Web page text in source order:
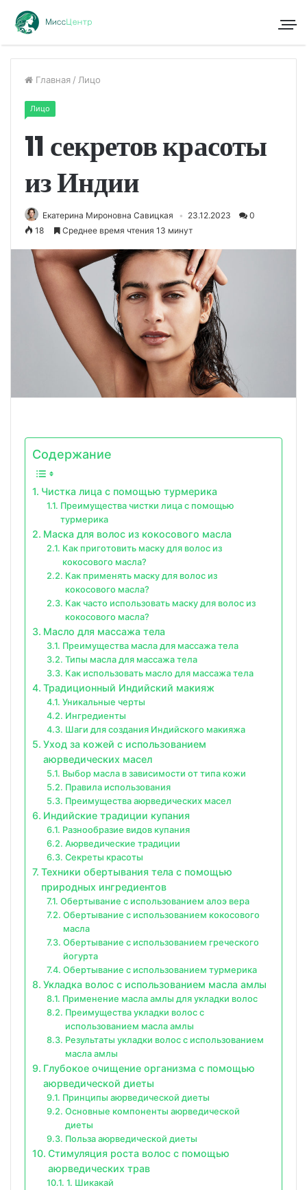
Главная / Лицо
Лицо
11 секретов красоты
из Индии
Екатерина Мироновна Савицкая 23.12.2023
0
18
Среднее время чтения 13 минут
Содержание
Чистка лица с помощью турмерика
Преимущества чистки лица с помощью
турмерика
Маска для волос из кокосового масла
Как приготовить маску для волос из
кокосового масла?
Как применять маску для волос из
кокосового масла?
Как часто использовать маску для волос из
кокосового масла?
Масло для массажа тела
Преимущества масла для массажа тела
Типы масла для массажа тела
Как использовать масло для массажа тела
Традиционный Индийский макияж
Уникальные черты
Ингредиенты
Шаги для создания Индийского макияжа
Уход за кожей с использованием
аюрведических масел
Выбор масла в зависимости от типа кожи
Правила использования
Преимущества аюрведических масел
Индийские традиции купания
Разнообразие видов купания
Аюрведические традиции
Секреты красоты
Техники обертывания тела с помощью
природных ингредиентов
Обертывание с использованием алоэ вера
Обертывание с использованием кокосового
масла
Обертывание с использованием греческого
йогурта
Обертывание с использованием турмерика
Укладка волос с использованием масла амлы
Применение масла амлы для укладки волос
Преимущества укладки волос с
использованием масла амлы
Результаты укладки волос с использованием
масла амлы
Глубокое очищение организма с помощью
аюрведической диеты
Принципы аюрведической диеты
Основные компоненты аюрведической
диеты
Польза аюрведической диеты
Стимуляция роста волос с помощью
аюрведических трав
1. Шикакай